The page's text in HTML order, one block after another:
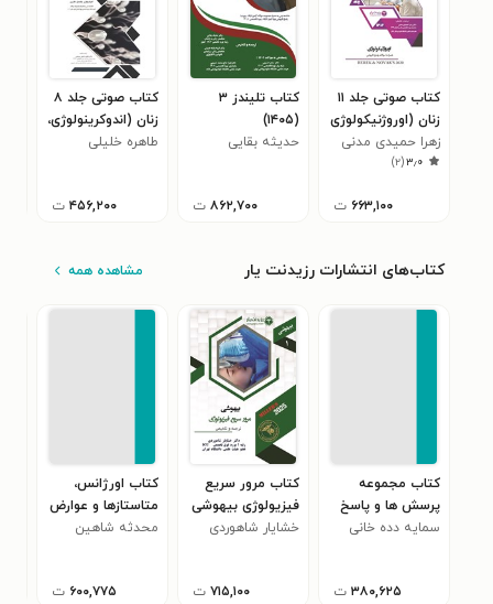
کتاب صوتی جلد ۱۱
زنان (اوروژنیکولوژی
در نواک)
زهرا حمیدی مدنی
۳٫۰(۲)
۶۶۳,۱۰۰ ت
کتاب تلیندز ۳
(۱۴۰۵)
حدیثه بقایی
۸۶۲,۷۰۰ ت
کتاب صوتی جلد ۸
زنان (اندوکرینولوژی،
تولیدمثل، ناباوری) ـ
طاهره خلیلی
۴۵۶,۲۰۰ ت
کتاب‌های انتشارات رزیدنت یار مشاهده همه
کتاب مجموعه
پرسش ها و پاسخ
های بورد فوق
کودکان سال 1404
سمایه دده خانی
۳۸۰,۶۲۵ ت
کتاب مرور سریع
فیزیولوژی بیهوشی
خشایار شاهوردی
۷۱۵,۱۰۰ ت
کتاب اورژانس،
متاستازها و عوارض
(ویژه آزمون های
محدثه شاهین
۶۰۰,۷۷۵ ت